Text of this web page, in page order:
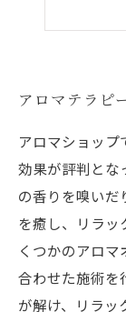
アロマテラピ
アロマショッ
効果が評判とな
の香りを嗅いだ
を癒し、リラッ
くつかのアロ
合わせた施術を
が解け、リラッ